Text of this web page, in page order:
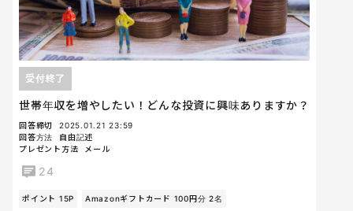
世帯年収を増やしたい！どんな投資に興味ありますか？
受付終了
回答締切
2025.01.21 23:59
回答方法
自由記述
プレゼント方法
メール
24
ポイント 15P Amazonギフトカード 100円分 2名